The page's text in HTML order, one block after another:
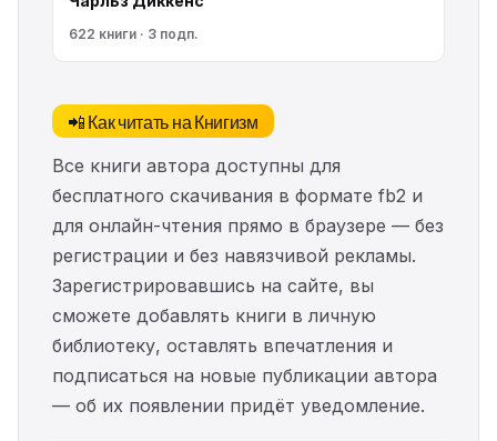
622 книги · 3 подп.
📲 Как читать на Книгизм
Все книги автора доступны для
бесплатного скачивания в формате fb2 и
для онлайн-чтения прямо в браузере — без
регистрации и без навязчивой рекламы.
Зарегистрировавшись на сайте, вы
сможете добавлять книги в личную
библиотеку, оставлять впечатления и
подписаться на новые публикации автора
— об их появлении придёт уведомление.